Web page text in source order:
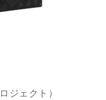
ジェクト）